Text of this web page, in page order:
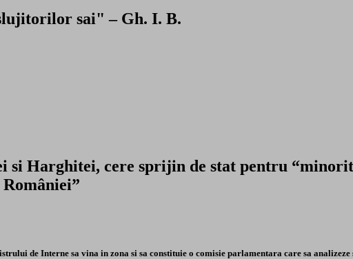
sai" – Gh. I. B.
si Harghitei, cere sprijin de stat pentru
de Interne sa vina in zona si sa constituie o comisie parlamentara care sa